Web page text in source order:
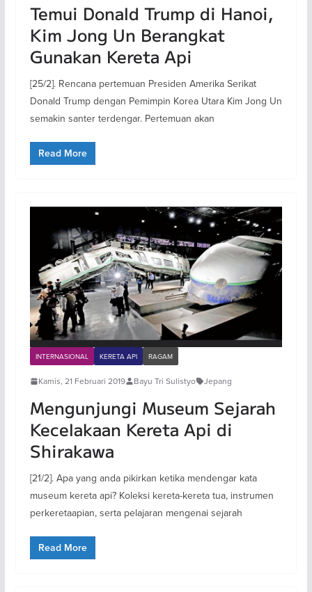
Temui Donald Trump di Hanoi,
Kim Jong Un Berangkat
Gunakan Kereta Api
[25/2]. Rencana pertemuan Presiden Amerika Serikat
Donald Trump dengan Pemimpin Korea Utara Kim Jong Un
semakin santer terdengar. Pertemuan akan
Read More
INTERNASIONAL KERETA API RAGAM
Kamis, 21 Februari 2019 Bayu Tri Sulistyo Jepang
Mengunjungi Museum Sejarah
Kecelakaan Kereta Api di
Shirakawa
[21/2]. Apa yang anda pikirkan ketika mendengar kata
museum kereta api? Koleksi kereta-kereta tua, instrumen
perkeretaapian, serta pelajaran mengenai sejarah
Read More